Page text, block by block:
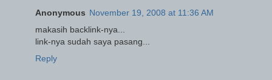
Anonymous November 19, 2008 at 11:36 AM
makasih backlink-nya...
link-nya sudah saya pasang...
Reply